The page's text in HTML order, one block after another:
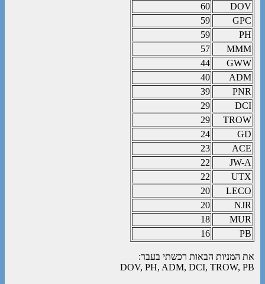
DOV
60
GPC
59
PH
59
MMM
57
GWW
44
ADM
40
PNR
39
DCI
29
TROW
29
GD
24
ACE
23
JW-A
22
UTX
22
LECO
20
NJR
20
MUR
18
PB
16
את המניות הבאות רכשתי בעבר:
DOV, PH, ADM, DCI, TROW, PB